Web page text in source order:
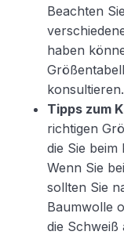
Beachten
haben
konsultieren.
Tipps zum
richtigen
die Sie
Wenn Sie
sollten Sie
Baumwolle
die